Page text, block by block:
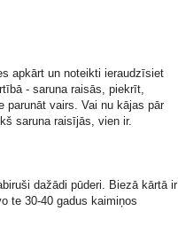
apkārt un noteikti ieraudzīsiet
- saruna raisās, piekrīt,
vairs. Vai nu kājas pār
saruna raisījās, vien ir.
dažādi pūderi. Biezā kārtā ir
te 30-40 gadus kaimiņos